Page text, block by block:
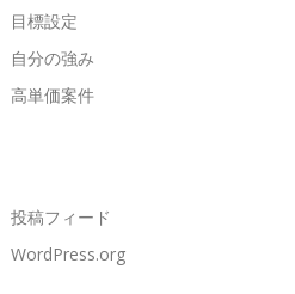
目標設定
自分の強み
高単価案件
投稿フィード
WordPress.org